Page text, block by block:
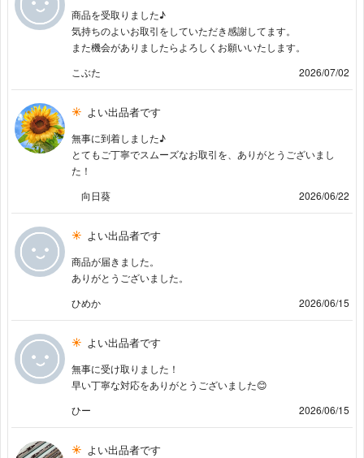
商品を受取りました♪
気持ちのよいお取引をしていただき感謝してます。
また機会がありましたらよろしくお願いいたします。
こぶた
2026/07/02
よい出品者です
無事に到着しました♪
とてもご丁寧でスムーズなお取引を、ありがとうございまし
た！
向日葵
2026/06/22
よい出品者です
商品が届きました。
ありがとうございました。
ひめか
2026/06/15
よい出品者です
無事に受け取りました！
早い丁寧な対応をありがとうございました😊
ひー
2026/06/15
よい出品者です